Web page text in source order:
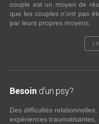
couple est un moyen de
que les couples n’ont pas
par leurs propres moyens.
Besoin d’un psy?
Des difficultés
expériences